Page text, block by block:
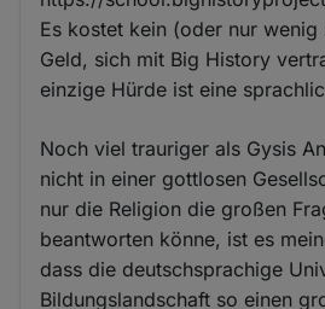
Es kostet kein (oder nur
Geld, sich mit Big History
einzige Hürde ist eine
Noch viel trauriger als Gysis
nicht in einer gottlosen
nur die Religion die großen
beantworten könne, ist es
dass die deutschsprachige
Bildungslandschaft so einen